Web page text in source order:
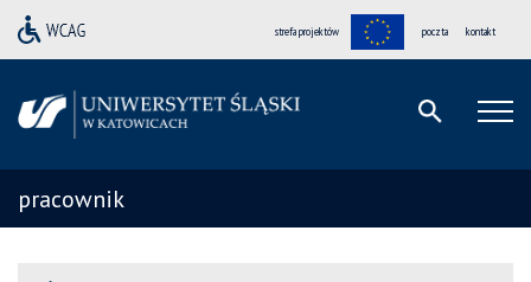
strefa projektów poczta kontakt
pracownik